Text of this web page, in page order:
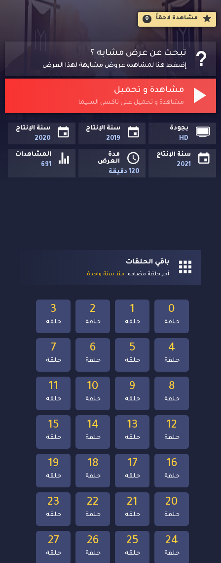
مشاهدة لاحقاََ 0
تبحث عن عرض مشابه ؟
إضغط هنا لمشاهدة عروض مشابهة لهذا العرض
مشاهدة و تحميل
مشاهدة و تحميل على تاكسي السيما
بجودة
HD
سنة الإنتاج
2019
سنة الإنتاج
2020
سنة الإنتاج
2021
مدة
العرض
120 دقيقة
المشاهدات
691
باقي الحلقات
آخر حلقة مضافة منذ سنة واحدة
27
حلقة
26
حلقة
25
حلقة
24
حلقة
23
حلقة
22
حلقة
21
حلقة
20
حلقة
19
حلقة
18
حلقة
17
حلقة
16
حلقة
15
حلقة
14
حلقة
13
حلقة
12
حلقة
11
حلقة
10
حلقة
9
حلقة
8
حلقة
7
حلقة
6
حلقة
5
حلقة
4
حلقة
3
حلقة
2
حلقة
1
حلقة
0
حلقة